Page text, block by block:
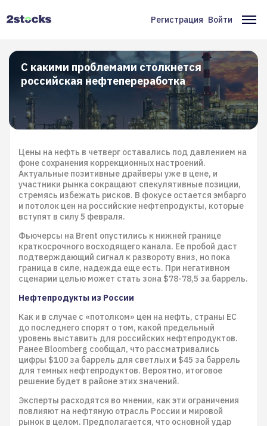
Меню
учётной
записи
пользователя
Регистрация Войти
С какими проблемами столкнется
российская нефтепереработка
Цены на нефть в четверг оставались под давлением на
фоне сохранения коррекционных настроений.
Актуальные позитивные драйверы уже в цене, и
участники рынка сокращают спекулятивные позиции,
стремясь избежать рисков. В фокусе остается эмбарго
и потолок цен на российские нефтепродукты, которые
вступят в силу 5 февраля.
Фьючерсы на Brent опустились к нижней границе
краткосрочного восходящего канала. Ее пробой даст
подтверждающий сигнал к развороту вниз, но пока
граница в силе, надежда еще есть. При негативном
сценарии целью может стать зона $78-78,5 за баррель.
Нефтепродукты из России
Как и в случае с «потолком» цен на нефть, страны ЕС
до последнего спорят о том, какой предельный
уровень выставить для российских нефтепродуктов.
Ранее Bloomberg сообщал, что рассматривались
цифры $100 за баррель для светлых и $45 за баррель
для темных нефтепродуктов. Вероятно, итоговое
решение будет в районе этих значений.
Эксперты расходятся во мнении, как эти ограничения
повлияют на нефтяную отрасль России и мировой
рынок в целом. Предполагается, что основной удар